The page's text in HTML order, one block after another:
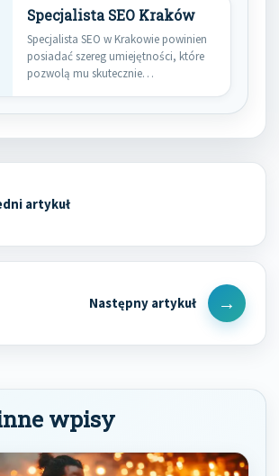
Specjalista SEO Kraków
Specjalista SEO w Krakowie powinien
posiadać szereg umiejętności, które
pozwolą mu skutecznie
Next
Post
wpisy